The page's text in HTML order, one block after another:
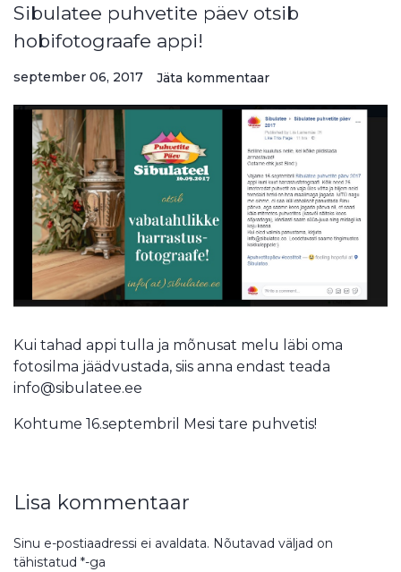
Sibulatee puhvetite päev otsib
hobifotograafe appi!
september 06, 2017 Jäta kommentaar
Kui tahad appi tulla ja mõnusat melu läbi oma
fotosilma jäädvustada, siis anna endast teada
info@sibulatee.ee
Kohtume 16.septembril Mesi tare puhvetis!
Lisa kommentaar
Sinu e-postiaadressi ei avaldata. Nõutavad väljad on
tähistatud *-ga